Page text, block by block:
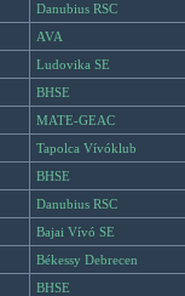
Danubius RSC
AVA
Ludovika SE
BHSE
MATE-GEAC
Tapolca Vívóklub
BHSE
Danubius RSC
Bajai Vívó SE
Békessy Debrecen
BHSE